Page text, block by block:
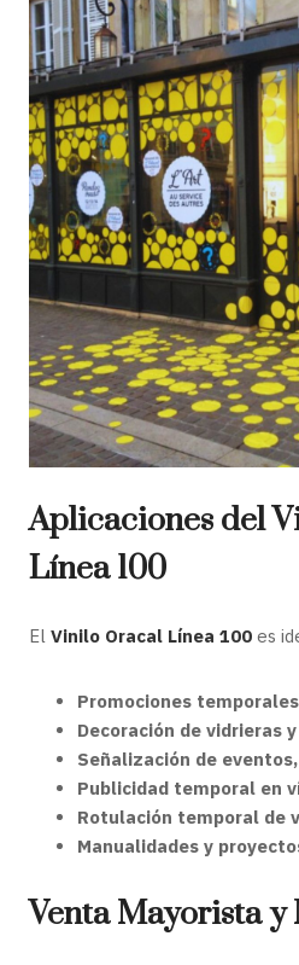
Aplicaciones del
Línea 100
El Vinilo Oracal Línea 100 es
Promociones
Decoración de vidrieras
Señalización de
Publicidad temporal en
Rotulación temporal de
Manualidades y
Venta Mayorista